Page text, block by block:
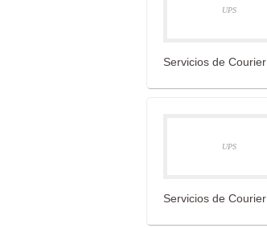
UPS
Servicios de Courier
UPS
Servicios de Courier